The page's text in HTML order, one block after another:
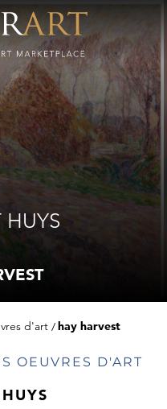
d'art hay harvest
OEUVRES D'ART